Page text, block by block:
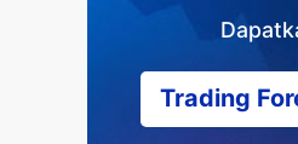
Trading